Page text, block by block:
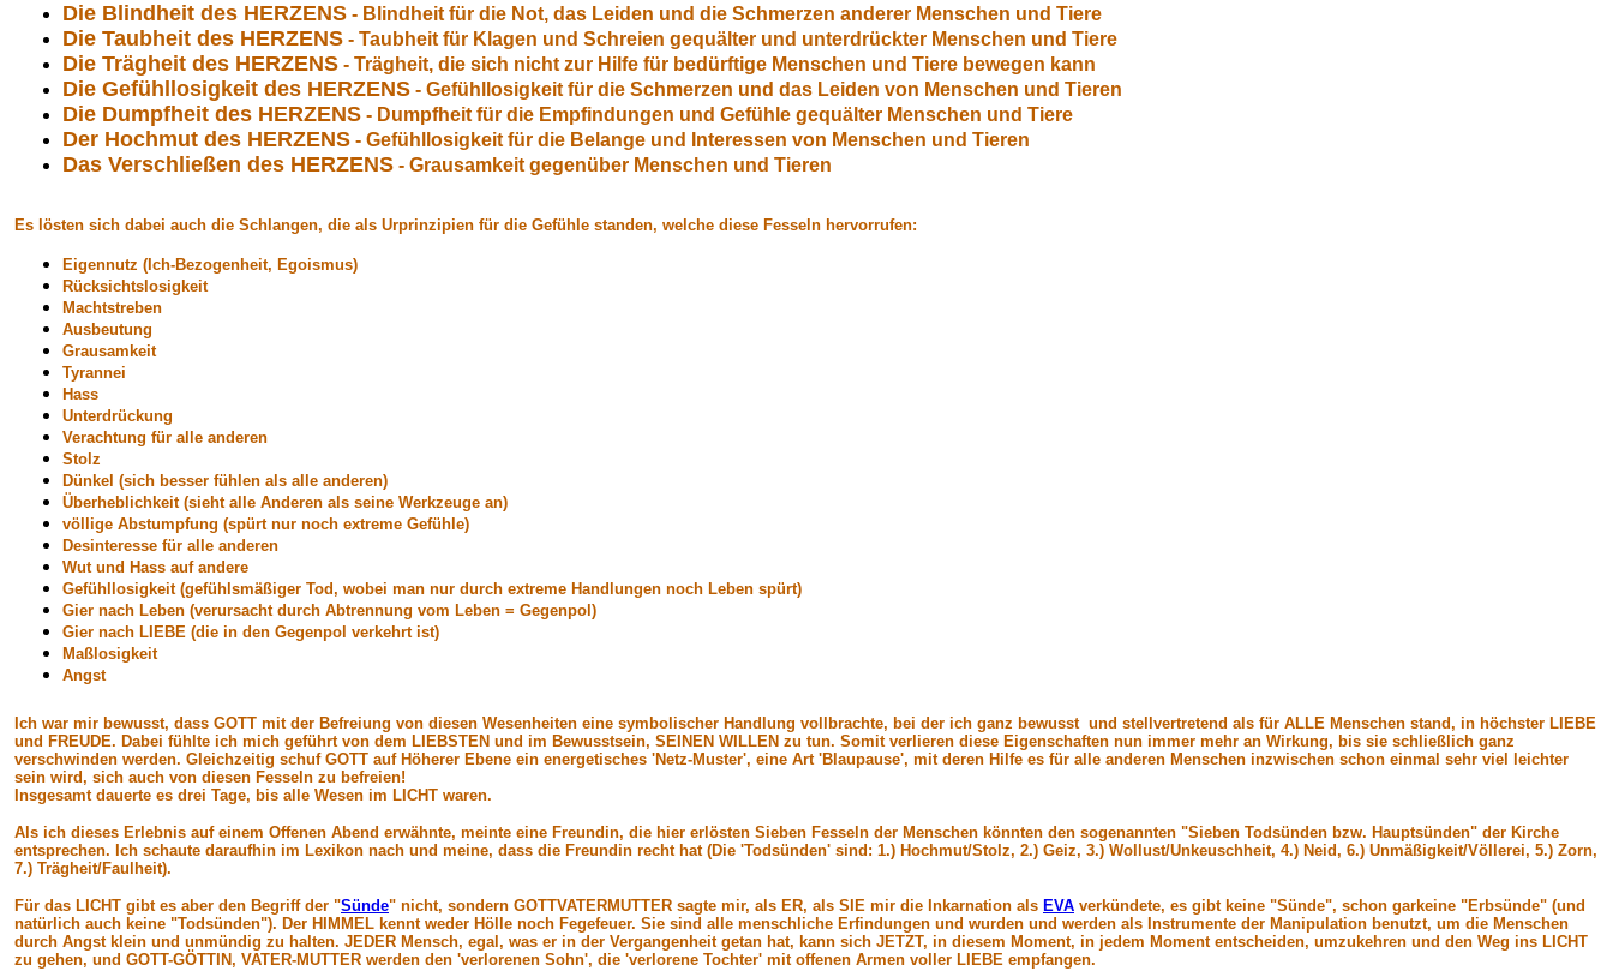
Die Blindheit des HERZENS - Blindheit für die Not, das Leiden und die Schmerzen anderer Menschen und Tiere
Die Taubheit des HERZENS - Taubheit für Klagen und Schreien gequälter und unterdrückter Menschen und Tiere
Die Trägheit des HERZENS - Trägheit, die sich nicht zur Hilfe für bedürftige Menschen und Tiere bewegen kann
Die Gefühllosigkeit des HERZENS - Gefühllosigkeit für die Schmerzen und das Leiden von Menschen und Tieren
Die Dumpfheit des HERZENS - Dumpfheit für die Empfindungen und Gefühle gequälter Menschen und Tiere
Der Hochmut des HERZENS - Gefühllosigkeit für die Belange und Interessen von Menschen und Tieren
Das Verschließen des HERZENS - Grausamkeit gegenüber Menschen und Tieren
Es lösten sich dabei auch die Schlangen, die als Urprinzipien für die Gefühle standen, welche diese Fesseln hervorrufen:
Eigennutz (Ich-Bezogenheit, Egoismus)
Rücksichtslosigkeit
Machtstreben
Ausbeutung
Grausamkeit
Tyrannei
Hass
Unterdrückung
Verachtung für alle anderen
Stolz
Dünkel (sich besser fühlen als alle anderen)
Überheblichkeit (sieht alle Anderen als seine Werkzeuge an)
völlige Abstumpfung (spürt nur noch extreme Gefühle)
Desinteresse für alle anderen
Wut und Hass auf andere
Gefühllosigkeit (gefühlsmäßiger Tod, wobei man nur durch extreme Handlungen noch Leben spürt)
Gier nach Leben (verursacht durch Abtrennung vom Leben = Gegenpol)
Gier nach LIEBE (die in den Gegenpol verkehrt ist)
Maßlosigkeit
Angst
Ich war mir bewusst, dass GOTT mit der Befreiung von diesen Wesenheiten eine symbolischer Handlung vollbrachte, bei der ich ganz bewusst und stellvertretend als für ALLE Menschen stand, in höchster LIEBE
und FREUDE. Dabei fühlte ich mich geführt von dem LIEBSTEN und im Bewusstsein, SEINEN WILLEN zu tun. Somit verlieren diese Eigenschaften nun immer mehr an Wirkung, bis sie schließlich ganz
verschwinden werden. Gleichzeitig schuf GOTT auf Höherer Ebene ein energetisches 'Netz-Muster', eine Art 'Blaupause', mit deren Hilfe es für alle anderen Menschen inzwischen schon einmal sehr viel leichter
sein wird, sich auch von diesen Fesseln zu befreien!
Insgesamt dauerte es drei Tage, bis alle Wesen im LICHT waren.
Als ich dieses Erlebnis auf einem Offenen Abend erwähnte, meinte eine Freundin, die hier erlösten Sieben Fesseln der Menschen könnten den sogenannten "Sieben Todsünden bzw. Hauptsünden" der Kirche
entsprechen. Ich schaute daraufhin im Lexikon nach und meine, dass die Freundin recht hat (Die 'Todsünden' sind: 1.) Hochmut/Stolz, 2.) Geiz, 3.) Wollust/Unkeuschheit, 4.) Neid, 6.) Unmäßigkeit/Völlerei, 5.) Zorn,
7.) Trägheit/Faulheit).
Für das LICHT gibt es aber den Begriff der "Sünde" nicht, sondern GOTTVATERMUTTER sagte mir, als ER, als SIE mir die Inkarnation als EVA verkündete, es gibt keine "Sünde", schon garkeine "Erbsünde" (und
natürlich auch keine "Todsünden"). Der HIMMEL kennt weder Hölle noch Fegefeuer. Sie sind alle menschliche Erfindungen und wurden und werden als Instrumente der Manipulation benutzt, um die Menschen
durch Angst klein und unmündig zu halten. JEDER Mensch, egal, was er in der Vergangenheit getan hat, kann sich JETZT, in diesem Moment, in jedem Moment entscheiden, umzukehren und den Weg ins LICHT
zu gehen, und GOTT-GÖTTIN, VATER-MUTTER werden den 'verlorenen Sohn', die 'verlorene Tochter' mit offenen Armen voller LIEBE empfangen.